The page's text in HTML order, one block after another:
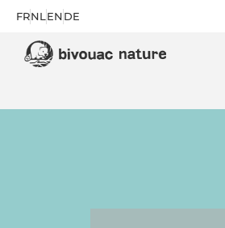
FRNLENDE